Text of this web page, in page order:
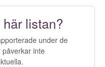
listan?
under de
påverkar inte